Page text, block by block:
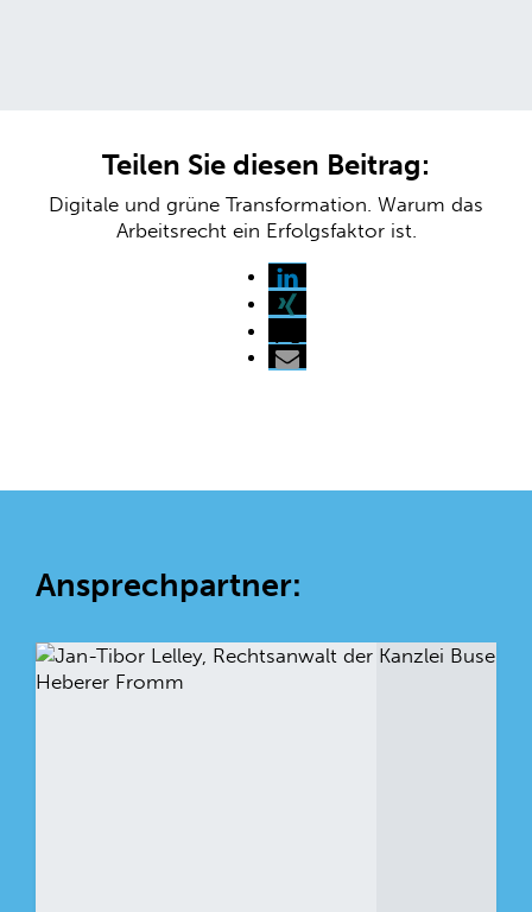
Teilen Sie diesen Beitrag:
Digitale und grüne Transformation. Warum das
Arbeitsrecht ein Erfolgsfaktor ist.
Ansprechpartner: